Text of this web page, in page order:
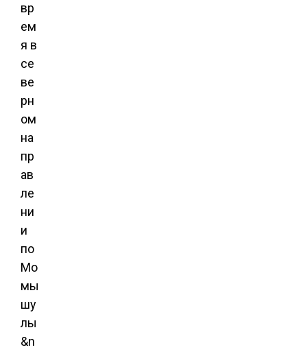
вр
ем
я в
се
ве
рн
ом
на
пр
ав
ле
ни
и
по
Мо
мы
шу
лы
&n